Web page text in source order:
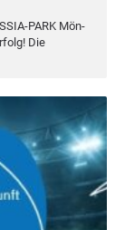
PARK Mön­
Die